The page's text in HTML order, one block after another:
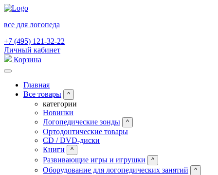
все для логопеда
+7 (495) 121-32-22
Личный кабинет
Корзина
Главная
Все товары
^
категории
Новинки
Логопедические зонды
^
Ортодонтические товары
CD / DVD-диски
Книги
^
Развивающие игры и игрушки ^
Оборудование для логопедических занятий ^